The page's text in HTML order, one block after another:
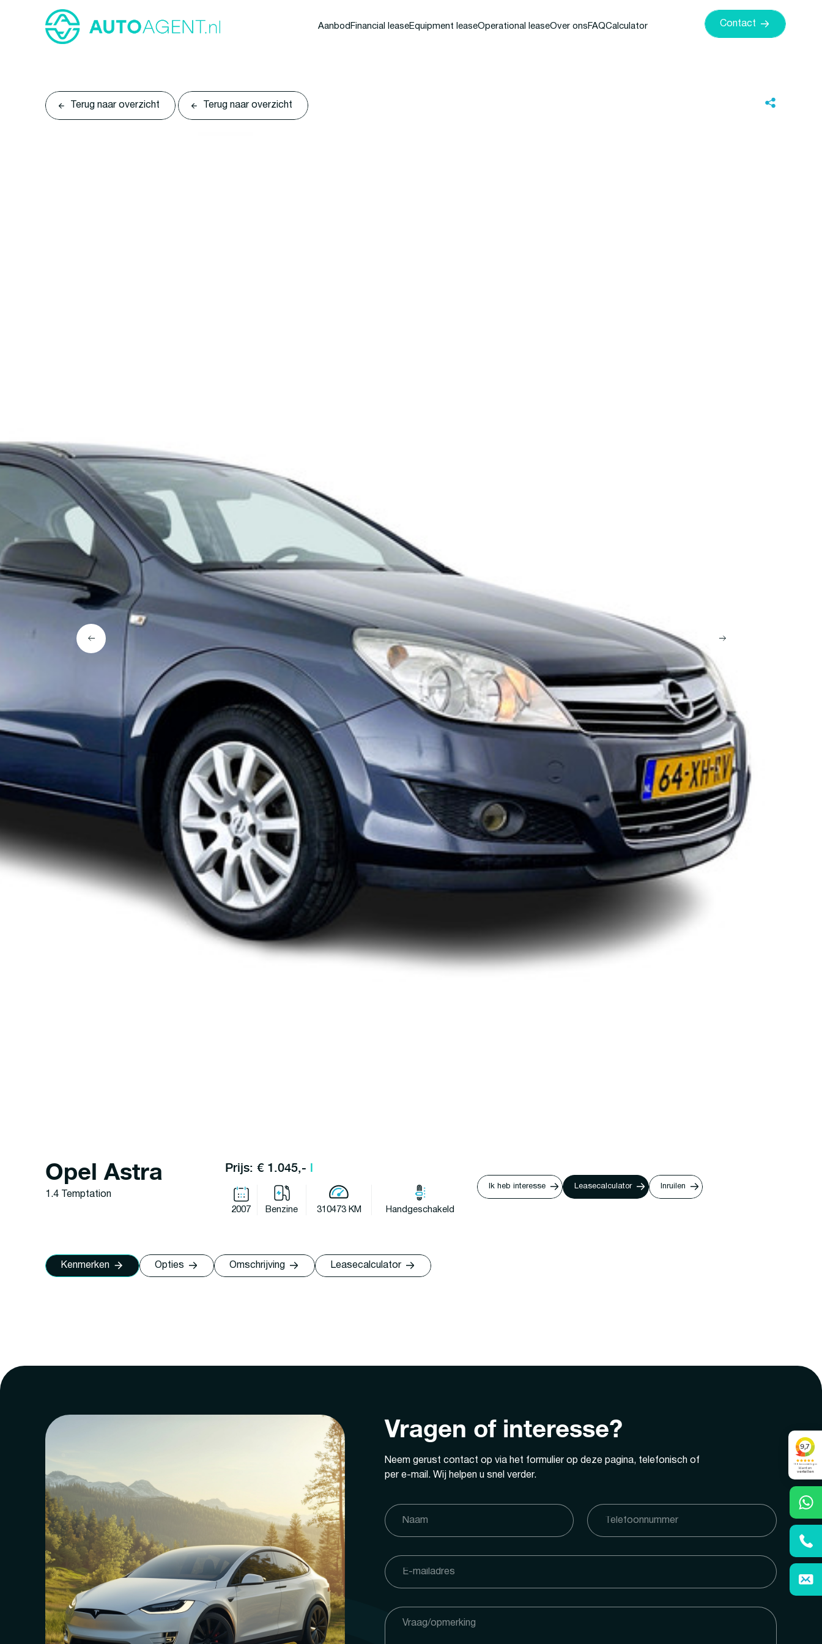
Aanbod Financial leaseEquipment leaseOperational leaseOver ons FAQCalculator Contact
Terug naar overzicht Terug naar overzicht
Opel Astra
1.4 Temptation
Prijs: € 1.045,- l
2007 Benzine 310473 KM Handgeschakeld
Ik heb interesse Leasecalculator Inruilen
Kenmerken Opties Omschrijving Leasecalculator
Vragen of interesse?
Neem gerust contact op via het formulier op deze pagina, telefonisch of
per e-mail. Wij helpen u snel verder.